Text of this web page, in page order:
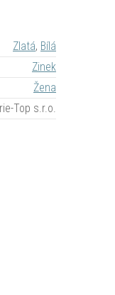
Zlatá, Bílá
Zinek
Žena
Top s.r.o.